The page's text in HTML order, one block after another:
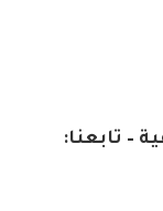
– تابعنا: